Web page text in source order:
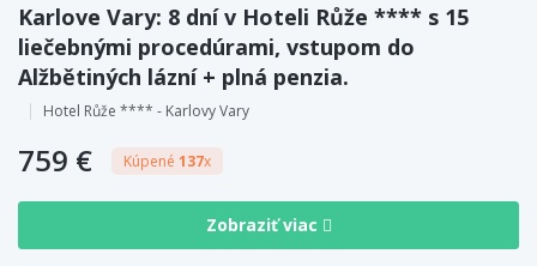
Karlove Vary: 8 dní v Hoteli Růže **** s 15
liečebnými procedúrami, vstupom do
Alžbětiných lázní + plná penzia.
Hotel Růže **** - Karlovy Vary
759 € Kúpené 137x
Zobraziť viac